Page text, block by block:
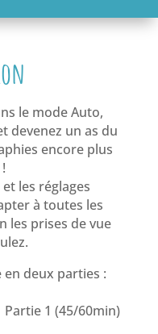
le mode Auto,
devenez un as du
encore plus
les réglages
à toutes les
les prises de vue
en deux parties :
Partie 1 (45/60min)